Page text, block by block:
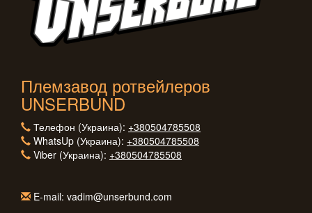
Племзавод ротвейлеров
UNSERBUND
Телефон (Украина): +380504785508
WhatsUp (Украина): +380504785508
Viber (Украина): +380504785508
E-mail: vadim@unserbund.com